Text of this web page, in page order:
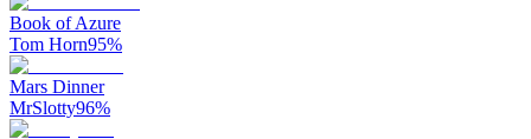
Book of Azure
Tom Horn95%
Mars Dinner
MrSlotty96%